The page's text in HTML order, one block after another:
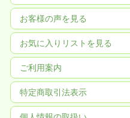
お客様の声を見る
お気に入りリストを見る
ご利用案内
特定商取引法表示